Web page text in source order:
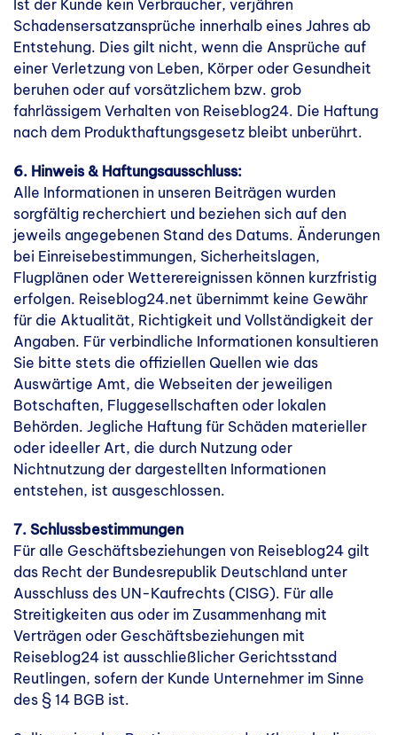
Ist der Kunde kein Verbraucher, verjähren
Schadensersatzansprüche innerhalb eines Jahres ab
Entstehung. Dies gilt nicht, wenn die Ansprüche auf
einer Verletzung von Leben, Körper oder Gesundheit
beruhen oder auf vorsätzlichem bzw. grob
fahrlässigem Verhalten von Reiseblog24. Die Haftung
nach dem Produkthaftungsgesetz bleibt unberührt.
6. Hinweis & Haftungsausschluss:
Alle Informationen in unseren Beiträgen wurden
sorgfältig recherchiert und beziehen sich auf den
jeweils angegebenen Stand des Datums. Änderungen
bei Einreisebestimmungen, Sicherheitslagen,
Flugplänen oder Wetterereignissen können kurzfristig
erfolgen. Reiseblog24.net übernimmt keine Gewähr
für die Aktualität, Richtigkeit und Vollständigkeit der
Angaben. Für verbindliche Informationen konsultieren
Sie bitte stets die offiziellen Quellen wie das
Auswärtige Amt, die Webseiten der jeweiligen
Botschaften, Fluggesellschaften oder lokalen
Behörden. Jegliche Haftung für Schäden materieller
oder ideeller Art, die durch Nutzung oder
Nichtnutzung der dargestellten Informationen
entstehen, ist ausgeschlossen.
7. Schlussbestimmungen
Für alle Geschäftsbeziehungen von Reiseblog24 gilt
das Recht der Bundesrepublik Deutschland unter
Ausschluss des UN-Kaufrechts (CISG). Für alle
Streitigkeiten aus oder im Zusammenhang mit
Verträgen oder Geschäftsbeziehungen mit
Reiseblog24 ist ausschließlicher Gerichtsstand
Reutlingen, sofern der Kunde Unternehmer im Sinne
des § 14 BGB ist.